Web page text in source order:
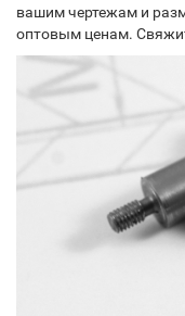
вашим чертежам и
оптовым ценам.